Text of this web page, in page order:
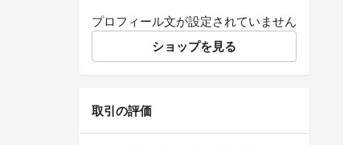
プロフィール文が設定されていません
ショップを見る
取引の評価